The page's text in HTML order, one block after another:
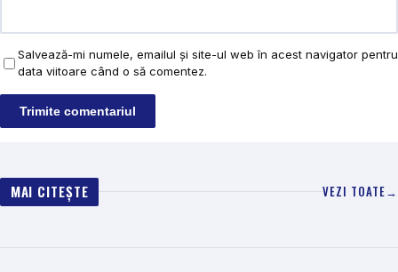
Salvează-mi numele, emailul și site-ul web în acest navigator pentru
data viitoare când o să comentez.
MAI CITEȘTE VEZI TOATE→